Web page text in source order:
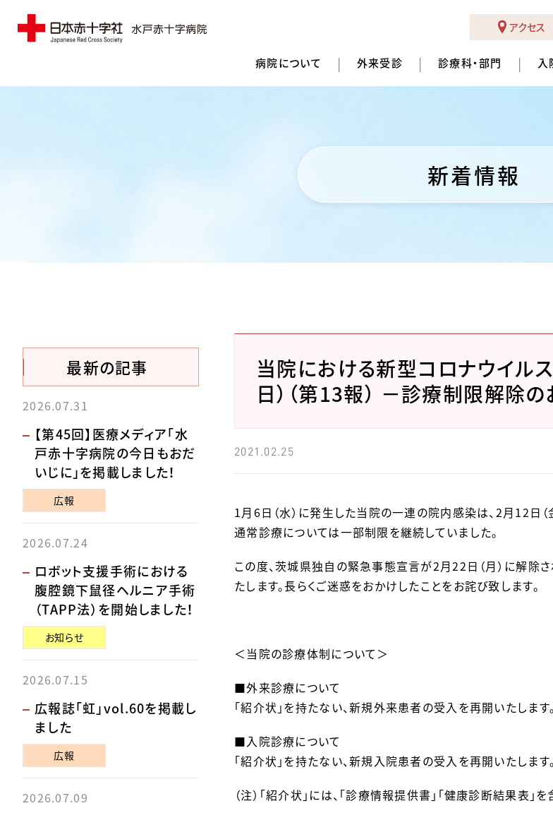
アクセス
病院について 外来受診 診療科・部門 入
新着情報
当院における新型コロナウイル
日）（第13報） －診療制限解除
2021.02.25
1月6日（水）に発生した当院の一連の院内感染は、2月12日
通常診療については一部制限を継続していました。
この度、茨城県独自の緊急事態宣言が2月22日（月）に解除
たします。長らくご迷惑をおかけしたことをお詫び致します。
＜当院の診療体制について＞
■外来診療について
「紹介状」を持たない、新規外来患者の受入を再開いたします。
■入院診療について
「紹介状」を持たない、新規入院患者の受入を再開いたします。
（注）「紹介状」には、「診療情報提供書」「健康診断結果表」を
最新の記事
2026.07.31
【第45回】医療メディア「水
戸赤十字病院の今日もおだ
いじに」を掲載しました！
広報
2026.07.24
ロボット支援手術における
腹腔鏡下鼠径ヘルニア手術
（TAPP法）を開始しました！
お知らせ
2026.07.15
広報誌「虹」vol.60を掲載し
ました
広報
2026.07.09